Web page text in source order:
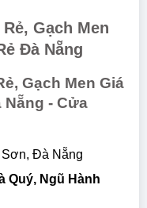
Gạch Men
Đà Nẵng
Gạch Men Giá
Nẵng - Cửa
Đà Nẵng
Quý, Ngũ Hành